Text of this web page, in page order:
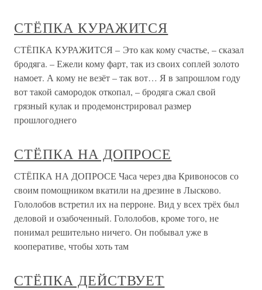
СТЁПКА КУРАЖИТСЯ
СТЁПКА КУРАЖИТСЯ – Это как кому счастье, – сказал
бродяга. – Ежели кому фарт, так из своих соплей золото
намоет. А кому не везёт – так вот… Я в запрошлом году
вот такой самородок откопал, – бродяга сжал свой
грязный кулак и продемонстрировал размер
прошлогоднего
СТЁПКА НА ДОПРОСЕ
СТЁПКА НА ДОПРОСЕ Часа через два Кривоносов со
своим помощником вкатили на дрезине в Лысково.
Гололобов встретил их на перроне. Вид у всех трёх был
деловой и озабоченный. Гололобов, кроме того, не
понимал решительно ничего. Он побывал уже в
кооперативе, чтобы хоть там
СТЁПКА ДЕЙСТВУЕТ